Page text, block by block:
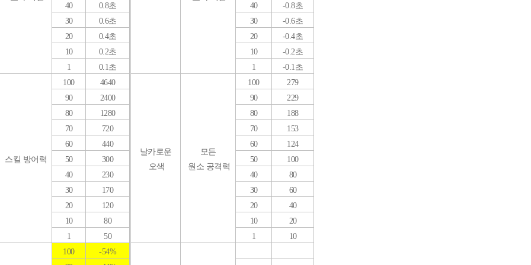
40
0.8초 40
-0.8초
30
0.6초 30
-0.6초
20
0.4초 20
-0.4초
10
0.2초 10
-0.2초
1
0.1초 1 -0.1초
스킬 방어력
100 4640
날카로운
오색
모든
원소 공격력
100
279
90
2400 90
229
80
1280 80
188
70
720 70
153
60
440 60
124
50
300 50
100
40
230 40
80
30
170 30
60
20
120 20
40
10
80 10
20
1
50 1
10
100
-54%